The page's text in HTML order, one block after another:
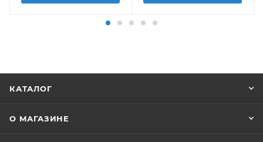
КАТАЛОГ
О МАГАЗИНЕ